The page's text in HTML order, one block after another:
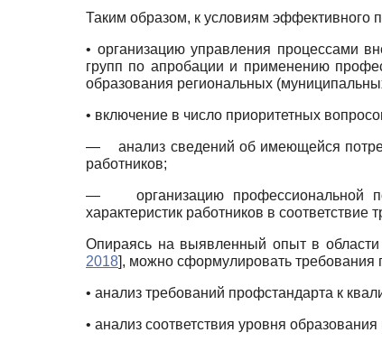
Таким образом, к условиям эффективного
• организацию управления процессами
групп по апробации и применению
образования региональных
• включение в число приоритетных
—анализ сведений об имеющейся
работников;
— организацию профессиональной
характеристик работников в
Опираясь на выявленный опыт в области
2018], можно сформулировать требования
• анализ требований профстандарта к
• анализ соответствия уровня